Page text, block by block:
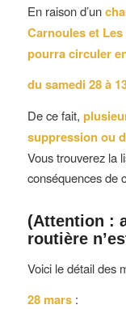
En raison d’un
Carnoules et
pourra circuler
du samedi 28 à
De ce fait,
suppression ou
Vous trouverez la
conséquences de
(Attention :
routière
Voici le détail des
28 mars: